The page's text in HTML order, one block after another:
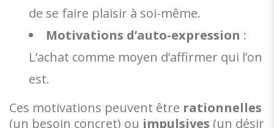
de se faire plaisir à soi-même.
Motivations d’auto-expression :
L’achat comme moyen d’affirmer qui l’on
est.
Ces motivations peuvent être rationnelles
(un besoin concret) ou impulsives (un désir